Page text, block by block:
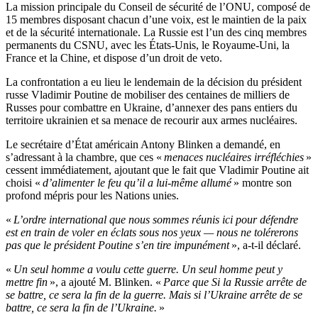
La mission principale du Conseil de sécurité de l’ONU, composé de
15 membres disposant chacun d’une voix, est le maintien de la paix
et de la sécurité internationale. La Russie est l’un des cinq membres
permanents du CSNU, avec les États-Unis, le Royaume-Uni, la
France et la Chine, et dispose d’un droit de veto.
La confrontation a eu lieu le lendemain de la décision du président
russe Vladimir Poutine de mobiliser des centaines de milliers de
Russes pour combattre en Ukraine, d’annexer des pans entiers du
territoire ukrainien et sa menace de recourir aux armes nucléaires.
Le secrétaire d’État américain Antony Blinken a demandé, en
s’adressant à la chambre, que ces « menaces nucléaires irréfléchies »
cessent immédiatement, ajoutant que le fait que Vladimir Poutine ait
choisi « d’alimenter le feu qu’il a lui-même allumé» montre son
profond mépris pour les Nations unies.
« L’ordre international que nous sommes réunis ici pour défendre
est en train de voler en éclats sous nos yeux — nous ne tolérerons
pas que le président Poutine s’en tire impunément», a-t-il déclaré.
« Un seul homme a voulu cette guerre. Un seul homme peut y
mettre fin », a ajouté M. Blinken. « Parce que Si la Russie arrête de
se battre, ce sera la fin de la guerre. Mais si l’Ukraine arrête de se
battre, ce sera la fin de l’Ukraine. »